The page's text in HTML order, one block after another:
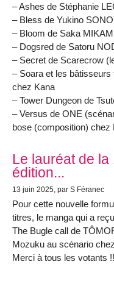
– Ashes de Stéphanie
– Bless de Yukino
– Bloom de Saka
– Dogsred de Satoru
– Secret de Scarecrow
– Soara et les
chez Kana
– Tower Dungeon de
– Versus de ONE
bose (composition) chez
Le lauréat de la
édition...
13 juin 2025 , par S Féranec
Pour cette nouvelle
titres, le manga qui a
The Bugle call de
Mozuku au scénario
Merci à tous les votants